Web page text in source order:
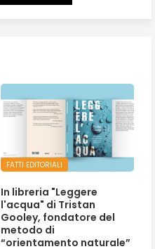
FATTI EDITORIALI
In libreria "Leggere
l'acqua" di Tristan
Gooley, fondatore del
metodo di
“orientamento naturale”